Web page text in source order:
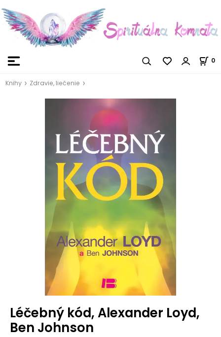
0
Knihy Zdravie, liečenie
Léčebný kód, Alexander Loyd,
Ben Johnson